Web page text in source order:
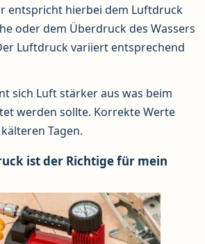
entspricht hierbei dem Luftdruck
oder dem Überdruck des Wassers
Luftdruck variiert entsprechend
sich Luft stärker aus was beim
werden sollte. Korrekte Werte
Tagen.
ist der Richtige für mein